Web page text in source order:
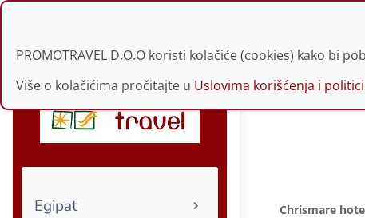
Egipat Chrismare
PROMOTRAVEL D.O.O koristi kolačiće (cookies) kako bi
Više o kolačićima pročitajte u Uslovima korišćenja i